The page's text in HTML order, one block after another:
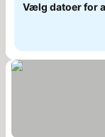
Vælg datoer for